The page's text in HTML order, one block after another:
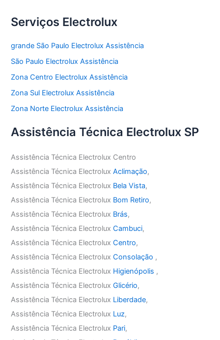
Serviços Electrolux
grande São Paulo Electrolux Assistência
São Paulo Electrolux Assistência
Zona Centro Electrolux Assistência
Zona Sul Electrolux Assistência
Zona Norte Electrolux Assistência
Assistência Técnica Electrolux SP
Assistência Técnica Electrolux Centro
Assistência Técnica ElectroluxAclimação,
Assistência Técnica Electrolux Bela Vista,
Assistência Técnica Electrolux Bom Retiro,
Assistência Técnica Electrolux Brás,
Assistência Técnica ElectroluxCambuci,
Assistência Técnica ElectroluxCentro,
Assistência Técnica ElectroluxConsolação ,
Assistência Técnica Electrolux Higienópolis ,
Assistência Técnica ElectroluxGlicério,
Assistência Técnica Electrolux Liberdade,
Assistência Técnica Electrolux Luz,
Assistência Técnica Electrolux Pari,